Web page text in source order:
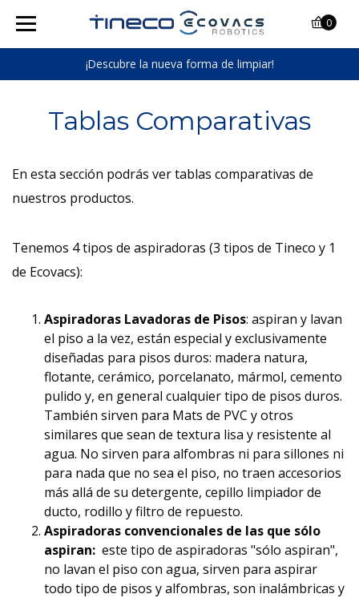
¡Descubre la nueva forma de limpiar!
0
Tablas Comparativas
En esta sección podrás ver tablas comparativas de
nuestros productos.
Tenemos 4 tipos de aspiradoras (3 tipos de Tineco y 1
de Ecovacs):
Aspiradoras Lavadoras de Pisos: aspiran y lavan
el piso a la vez, están especial y exclusivamente
diseñadas para pisos duros: madera natura,
flotante, cerámico, porcelanato, mármol, cemento
pulido y, en general cualquier tipo de pisos duros.
También sirven para Mats de PVC y otros
similares que sean de textura lisa y resistente al
agua. No sirven para alfombras ni para sillones ni
para nada que no sea el piso, no traen accesorios
más allá de su detergente, cepillo limpiador de
ducto, rodillo y filtro de repuesto.
Aspiradoras convencionales de las que sólo
aspiran: este tipo de aspiradoras "sólo aspiran",
no lavan el piso con agua, sirven para aspirar
todo tipo de pisos y alfombras, son inalámbricas y